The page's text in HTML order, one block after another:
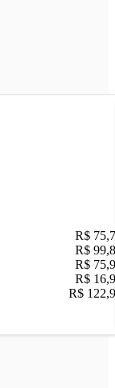
R$
R$
R$
R$
R$